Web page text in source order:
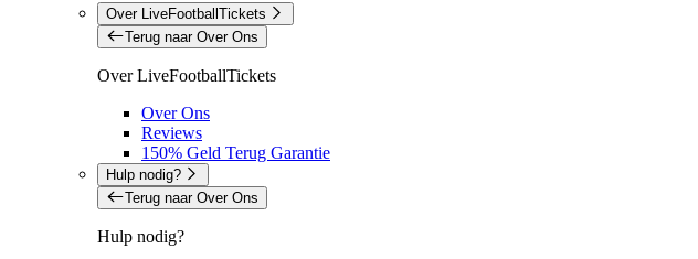
Over LiveFootballTickets
Terug naar Over Ons
Over LiveFootballTickets
Over Ons
Reviews
150% Geld Terug Garantie
Hulp nodig?
Terug naar Over Ons
Hulp nodig?